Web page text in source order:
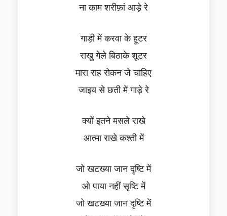
ना काम शरीफ़ां आड़े रे
गाड़ी में करवा के हूटर
राखु गेले बिठाके शूटर
मारा राह रोकन जे चाहिए
जाइय से छती में गाड़े रे
क्यों इतने मसले राखे
आत्मा राखे कश्ती में
जो खटख्या जान दृष्टि में
ओ पाया नहीं सृष्टि में
जो खटख्या जान दृष्टि में